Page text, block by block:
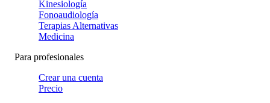
Kinesiología
Fonoaudiología
Terapias Alternativas
Medicina
Para profesionales
Crear una cuenta
Precio